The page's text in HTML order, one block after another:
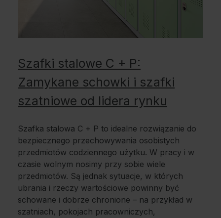
Szafki stalowe C + P:
Zamykane schowki i szafki
szatniowe od lidera rynku
Szafka stalowa C + P to idealne rozwiązanie do
bezpiecznego przechowywania osobistych
przedmiotów codziennego użytku. W pracy i w
czasie wolnym nosimy przy sobie wiele
przedmiotów. Są jednak sytuacje, w których
ubrania i rzeczy wartościowe powinny być
schowane i dobrze chronione – na przykład w
szatniach, pokojach pracowniczych,